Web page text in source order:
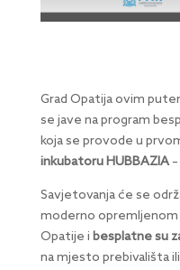
Grad Opatija ovim
se jave na program
koja se provode u
inkubatoru HUBBAZIA–
Savjetovanja će se
moderno
Opatije i besplatne su
na mjesto prebivališta